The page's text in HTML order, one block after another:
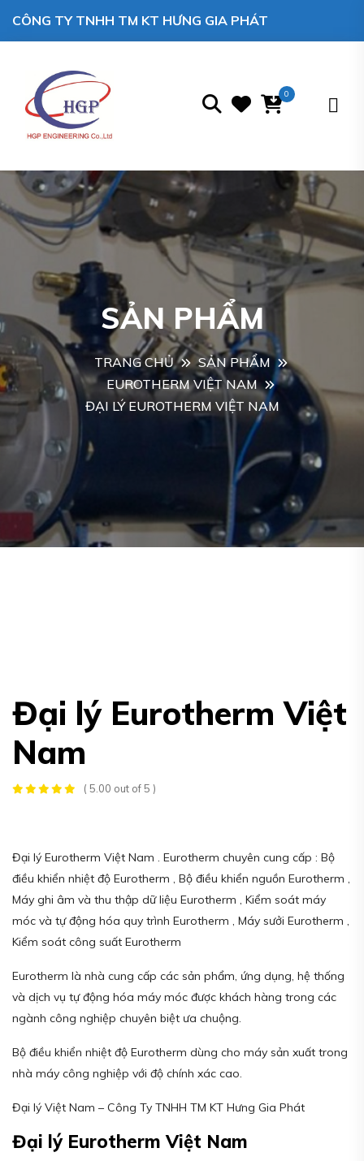
CÔNG TY TNHH TM KT HƯNG GIA PHÁT
0
SẢN PHẨM
TRANG CHỦ
SẢN PHẨM
EUROTHERM VIỆT NAM
ĐẠI LÝ EUROTHERM VIỆT NAM
Đại lý Eurotherm Việt
Nam
( 5.00 out of 5 )
Đại lý Eurotherm Việt Nam . Eurotherm chuyên cung cấp : Bộ
điều khiển nhiệt độ Eurotherm , Bộ điều khiển nguồn Eurotherm ,
Máy ghi âm và thu thập dữ liệu Eurotherm , Kiểm soát máy
móc và tự động hóa quy trình Eurotherm , Máy sưởi Eurotherm ,
Kiểm soát công suất Eurotherm
Eurotherm là nhà cung cấp các sản phẩm, ứng dụng, hệ thống
và dịch vụ tự động hóa máy móc được khách hàng trong các
ngành công nghiệp chuyên biệt ưa chuộng.
Bộ điều khiển nhiệt độ Eurotherm dùng cho máy sản xuất trong
nhà máy công nghiệp với độ chính xác cao.
Đại lý Việt Nam – Công Ty TNHH TM KT Hưng Gia Phát
Đại lý Eurotherm Việt Nam